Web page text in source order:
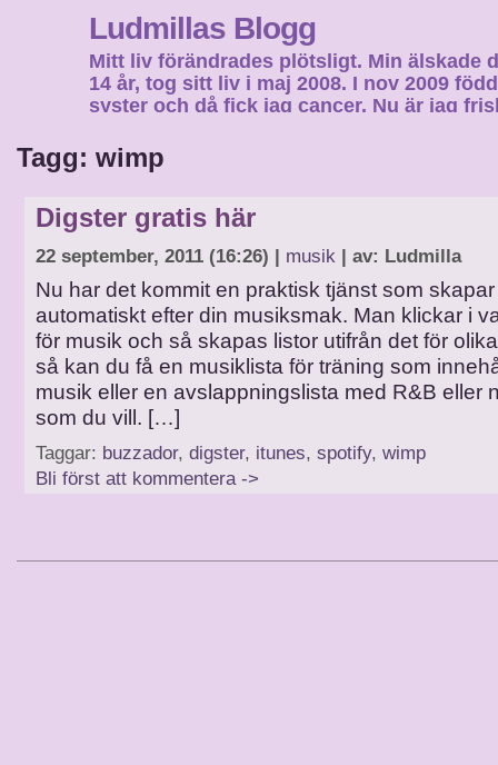
Ludmillas Blogg
Mitt liv förändrades plötsligt. Min älskade
14 år, tog sitt liv i maj 2008. I nov 2009
syster och då fick jag cancer. Nu är jag
Tagg: wimp
Digster gratis här
22 september, 2011 (16:26) | musik | av: Ludmilla
Nu har det kommit en praktisk tjänst som
automatiskt efter din musiksmak. Man klickar i
för musik och så skapas listor utifrån det för
så kan du få en musiklista för träning som
musik eller en avslappningslista med R&B eller
som du vill. […]
Taggar: buzzador, digster, itunes, spotify, wimp
Bli först att kommentera ->